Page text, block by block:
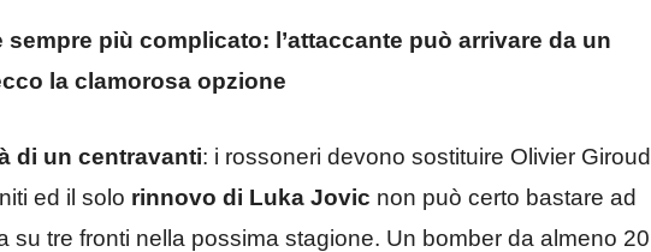
sempre più complicato: l’attaccante può arrivare da un
la clamorosa opzione
di un centravanti: i rossoneri devono sostituire Olivier Giroud
ed il solo rinnovo di Luka Jovic non può certo bastare ad
su tre fronti nella possima stagione. Un bomber da almeno 20